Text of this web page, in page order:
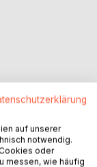
auf unserer
notwendig.
oder
messen, wie häufig